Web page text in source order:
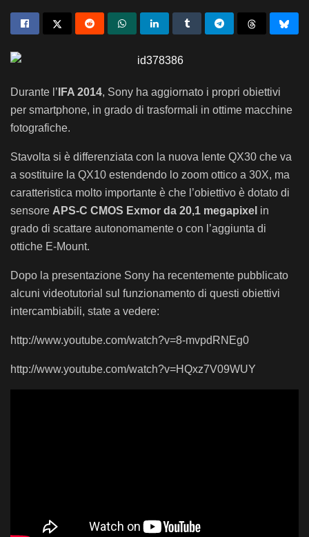
Durante l’ IFA 2014, Sony ha aggiornato i propri obiettivi
per smartphone, in grado di trasformali in ottime macchine
fotografiche.
Stavolta si è differenziata con la nuova lente QX30 che va
a sostituire la QX10 estendendo lo zoom ottico a 30X, ma
caratteristica molto importante è che l’obiettivo è dotato di
sensore APS-C CMOS Exmor da 20,1 megapixel in
grado di scattare autonomamente o con l’aggiunta di
ottiche E-Mount.
Dopo la presentazione Sony ha recentemente pubblicato
alcuni videotutorial sul funzionamento di questi obiettivi
intercambiabili, state a vedere:
http://www.youtube.com/watch?v=8-mvpdRNEg0
http://www.youtube.com/watch?v=HQxz7V09WUY